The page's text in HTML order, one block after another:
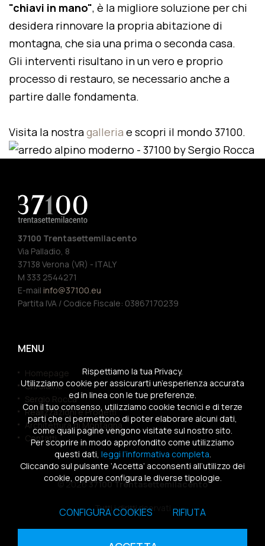
"chiavi in mano", è la migliore soluzione per chi
desidera rinnovare la propria abitazione di
montagna, che sia una prima o seconda casa.
Gli interventi risultano in un vero e proprio
processo di restauro, se necessario anche a
partire dalle fondamenta.
Visita la nostragalleria e scopri il mondo 37100.
37100 Trentasettemilacento
Via Palladio, 8
37138 Verona (VR) - ITALY
M 333 2544271
E-mail info@37100.eu
Partita IVA / Codice Fiscale: 03867170239
MENU
Homepage
Chi siamo
Sergio Rocca
Realizzazioni e Progetti
Architettura di Montagna
Contatti
© 202637100 Trentasettemilacento
Tutti i diritti riservati
Sitemap|Privacy Policy|Cookies Policy
Rispettiamo la tua Privacy.
Utilizziamo cookie per assicurarti un’esperienza accurata
ed in linea con le tue preferenze.
Con il tuo consenso, utilizziamo cookie tecnici e di terze
parti che ci permettono di poter elaborare alcuni dati,
come quali pagine vengono visitate sul nostro sito.
Per scoprire in modo approfondito come utilizziamo
questi dati, leggi l’informativa completa.
Cliccando sul pulsante ‘Accetta’ acconsenti all’utilizzo dei
cookie, oppure configura le diverse tipologie.
CONFIGURA COOKIES RIFIUTA